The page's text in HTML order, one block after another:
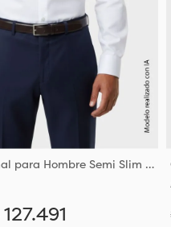
Camisa Formal para Hombre Semi Slim Fit Corte Ajustado Al Torso y Hombros Entallados
127.491